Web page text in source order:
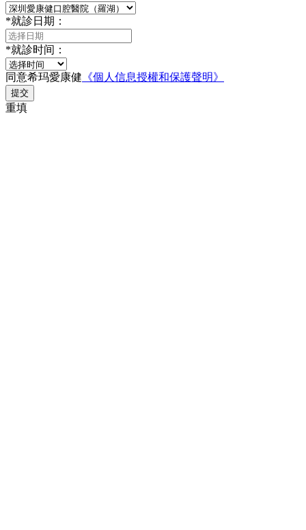
*就診日期：
*就診时间：
同意希玛愛康健 《個人信息授權和保護聲明》
提交
重填